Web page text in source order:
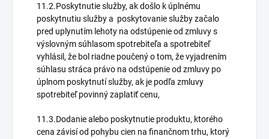
11.2.Poskytnutie služby, ak došlo k úplnému
poskytnutiu služby a poskytovanie služby začalo
pred uplynutím lehoty na odstúpenie od zmluvy s
výslovným súhlasom spotrebiteľa a spotrebiteľ
vyhlásil, že bol riadne poučený o tom, že vyjadrením
súhlasu stráca právo na odstúpenie od zmluvy po
úplnom poskytnutí služby, ak je podľa zmluvy
spotrebiteľ povinný zaplatiť cenu,
11.3.Dodanie alebo poskytnutie produktu, ktorého
cena závisí od pohybu cien na finančnom trhu, ktorý